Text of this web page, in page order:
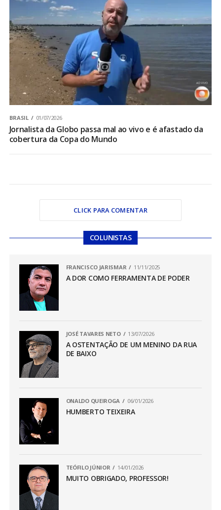
BRASIL 01/07/2026
Jornalista da Globo passa mal ao vivo e é afastado da
cobertura da Copa do Mundo
CLICK PARA COMENTAR
COLUNISTAS
FRANCISCO JARISMAR 11/11/2025
A DOR COMO FERRAMENTA DE PODER
JOSÉ TAVARES NETO 13/07/2026
A OSTENTAÇÃO DE UM MENINO DA RUA
DE BAIXO
ONALDO QUEIROGA 06/01/2026
HUMBERTO TEIXEIRA
TEÓFILO JÚNIOR 14/01/2026
MUITO OBRIGADO, PROFESSOR!